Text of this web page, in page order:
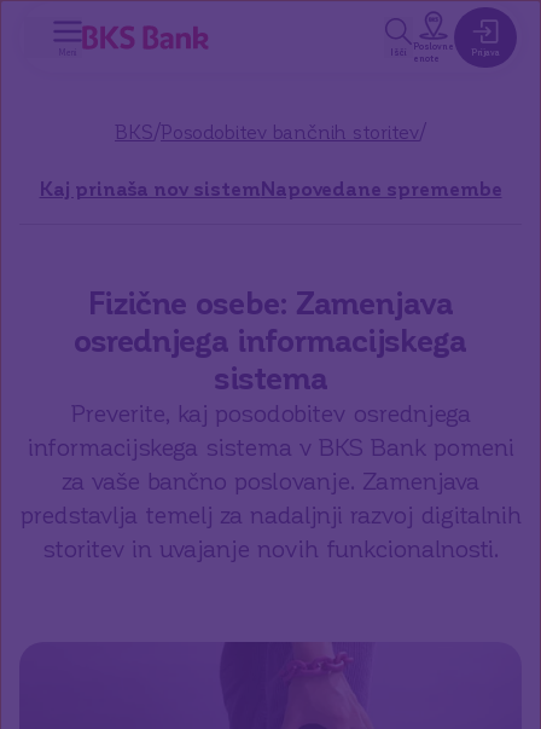
glavno vsebino
Meni Išči
Poslovne
enote
Prijava
BKS/Posodobitev bančnih storitev/
Kaj prinaša nov sistemNapovedane spremembe
Fizične osebe: Zamenjava
osrednjega informacijskega
sistema
Preverite, kaj posodobitev osrednjega
informacijskega sistema v BKS Bank pomeni
za vaše bančno poslovanje. Zamenjava
predstavlja temelj za nadaljnji razvoj digitalnih
storitev in uvajanje novih funkcionalnosti.